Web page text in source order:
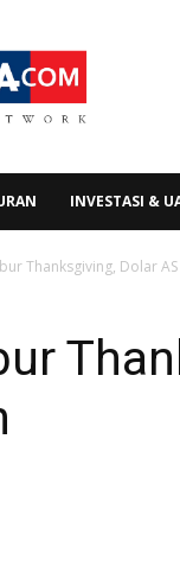
INVESTASI &
Thanksgiving, Dolar